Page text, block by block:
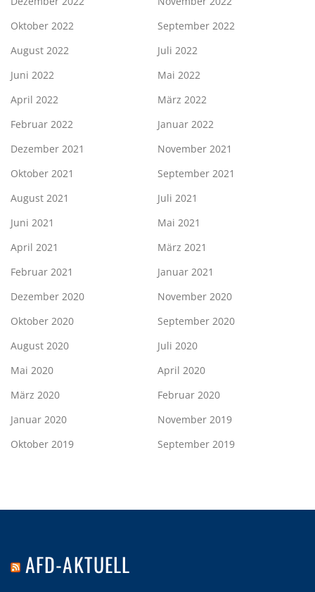
Oktober 2022
September 2022
August 2022
Juli 2022
Juni 2022
Mai 2022
April 2022
März 2022
Februar 2022
Januar 2022
Dezember 2021
November 2021
Oktober 2021
September 2021
August 2021
Juli 2021
Juni 2021
Mai 2021
April 2021
März 2021
Februar 2021
Januar 2021
Dezember 2020
November 2020
Oktober 2020
September 2020
August 2020
Juli 2020
Mai 2020
April 2020
März 2020
Februar 2020
Januar 2020
November 2019
Oktober 2019
September 2019
AFD-AKTUELL